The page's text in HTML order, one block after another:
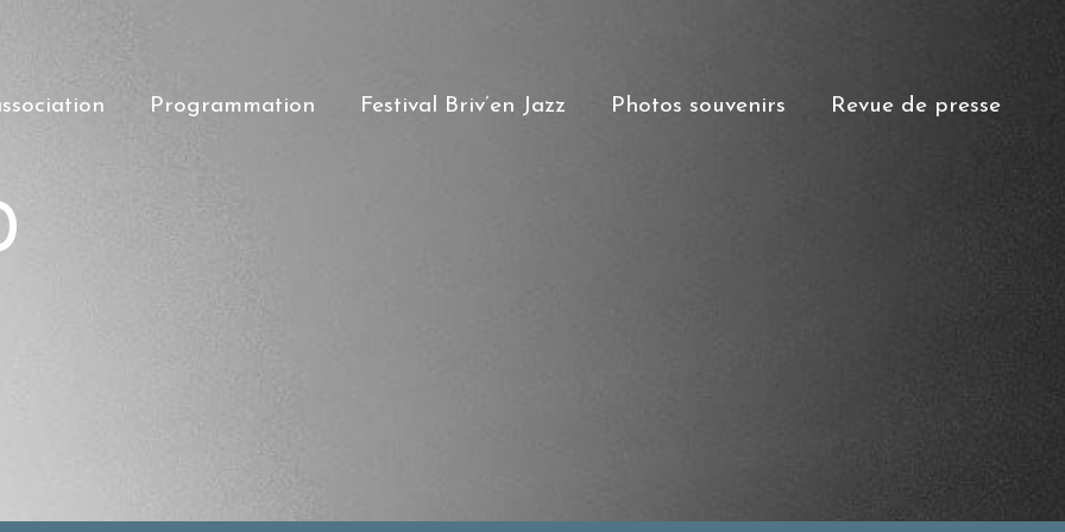
Programmation Festival Briv’en Jazz Photos souvenirs Revue de presse